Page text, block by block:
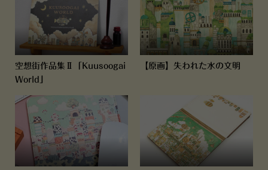
空想街作品集Ⅱ「Kuusoogai
World」
【原画】失われた水の文明